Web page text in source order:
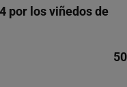
por los viñedos de